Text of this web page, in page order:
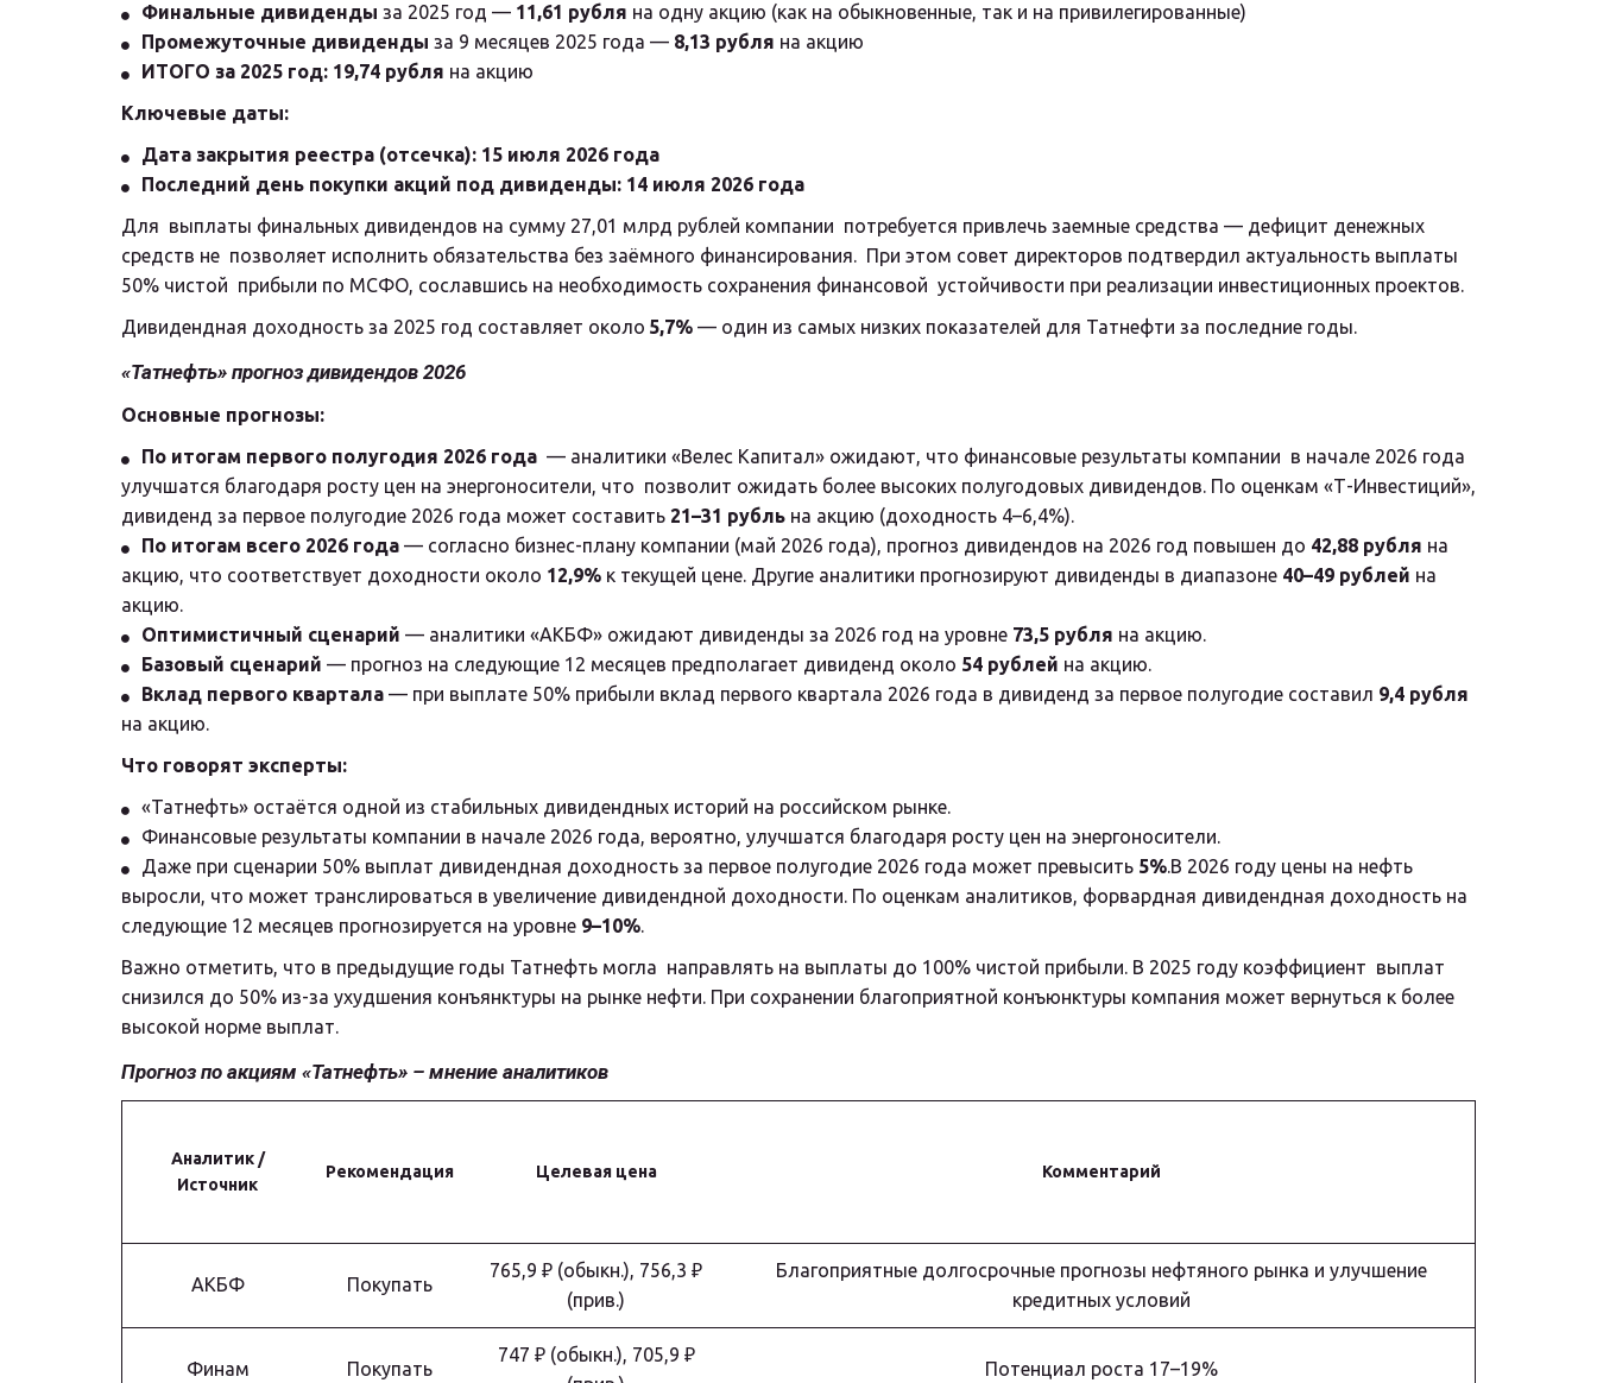
Финальные дивиденды за 2025 год — 11,61 рубля на одну акцию (как на обыкновенные, так и на привилегированные)
Промежуточные дивиденды за 9 месяцев 2025 года — 8,13 рубля на акцию
ИТОГО за 2025 год: 19,74 рубля на акцию
Ключевые даты:
Дата закрытия реестра (отсечка): 15 июля 2026 года
Последний день покупки акций под дивиденды: 14 июля 2026 года
Для  выплаты финальных дивидендов на сумму 27,01 млрд рублей компании  потребуется привлечь заемные средства — дефицит денежных
средств не  позволяет исполнить обязательства без заёмного финансирования.  При этом совет директоров подтвердил актуальность выплаты
50% чистой  прибыли по МСФО, сославшись на необходимость сохранения финансовой  устойчивости при реализации инвестиционных проектов.
Дивидендная доходность за 2025 год составляет около 5,7% — один из самых низких показателей для Татнефти за последние годы.
«Татнефть» прогноз дивидендов 2026
Основные прогнозы:
По итогам первого полугодия 2026 года
  — аналитики «Велес Капитал» ожидают, что финансовые результаты компании  в начале 2026 года
улучшатся благодаря росту цен на энергоносители, что  позволит ожидать более высоких полугодовых дивидендов. По оценкам «Т-Инвестиций»,
дивиденд за первое полугодие 2026 года может составить 21–31 рубль на акцию (доходность 4–6,4%).
По итогам всего 2026 года — согласно бизнес-плану компании (май 2026 года), прогноз дивидендов на 2026 год повышен до 42,88 рубля на
акцию, что соответствует доходности около 12,9% к текущей цене. Другие аналитики прогнозируют дивиденды в диапазоне 40–49 рублей на
акцию.
Оптимистичный сценарий — аналитики «АКБФ» ожидают дивиденды за 2026 год на уровне 73,5 рубля на акцию.
Базовый сценарий — прогноз на следующие 12 месяцев предполагает дивиденд около 54 рублей на акцию.
Вклад первого квартала — при выплате 50% прибыли вклад первого квартала 2026 года в дивиденд за первое полугодие составил 9,4 рубля
на акцию.
Что говорят эксперты:
«Татнефть» остаётся одной из стабильных дивидендных историй на российском рынке.
Финансовые результаты компании в начале 2026 года, вероятно, улучшатся благодаря росту цен на энергоносители.
Даже при сценарии 50% выплат дивидендная доходность за первое полугодие 2026 года может превысить 5%.В 2026 году цены на нефть
выросли, что может транслироваться в увеличение дивидендной доходности. По оценкам аналитиков, форвардная дивидендная доходность на
следующие 12 месяцев прогнозируется на уровне 9–10%.
Важно отметить, что в предыдущие годы Татнефть могла  направлять на выплаты до 100% чистой прибыли. В 2025 году коэффициент  выплат
снизился до 50% из-за ухудшения конъянктуры на рынке нефти. При сохранении благоприятной конъюнктуры компания может вернуться к более
высокой норме выплат.
Прогноз по акциям «Татнефть» – мнение аналитиков
Аналитик /
Источник
Рекомендация Целевая цена Комментарий
АКБФ Покупать
765,9 ₽ (обыкн.), 756,3 ₽
(прив.)
Благоприятные долгосрочные прогнозы нефтяного рынка и улучшение
кредитных условий
Финам Покупать
747 ₽ (обыкн.), 705,9 ₽
Потенциал роста 17–19%